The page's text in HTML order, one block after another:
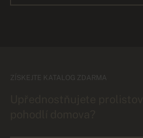
ZÍSKEJTE KATALOG ZDARMA